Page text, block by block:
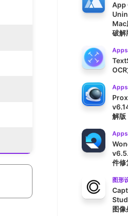
App
Mac
破解
Apps
Apps
解版
Apps
件修
图形
图像